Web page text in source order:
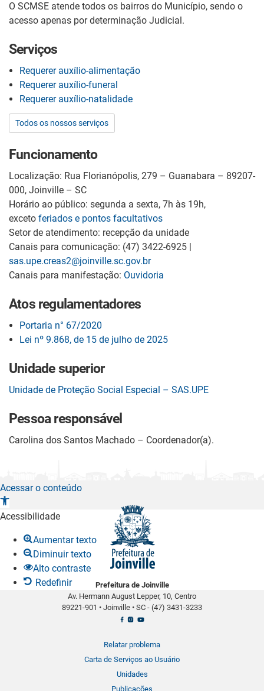
O SCMSE atende todos os bairros do Município, sendo o
acesso apenas por determinação Judicial.
Serviços
Requerer auxílio-alimentação
Requerer auxílio-funeral
Requerer auxílio-natalidade
Todos os nossos serviços
Funcionamento
Localização: Rua Florianópolis, 279 – Guanabara – 89207-
000, Joinville – SC
Horário ao público: segunda a sexta, 7h às 19h,
exceto feriados e pontos facultativos
Setor de atendimento: recepção da unidade
Canais para comunicação: (47) 3422-6925 |
sas.upe.creas2@joinville.sc.gov.br
Canais para manifestação: Ouvidoria
Atos regulamentadores
Portaria n° 67/2020
Lei nº 9.868, de 15 de julho de 2025
Unidade superior
Unidade de Proteção Social Especial – SAS.UPE
Pessoa responsável
Carolina dos Santos Machado – Coordenador(a).
Prefeitura de Joinville
Av. Hermann August Lepper, 10, Centro
89221-901 • Joinville • SC - (47) 3431-3233
Relatar problema
Carta de Serviços ao Usuário
Unidades
Publicações
Acessar o conteúdo
A
b
Acessibilidade
Aumentar texto
Diminuir texto
Alto contraste
Redefinir